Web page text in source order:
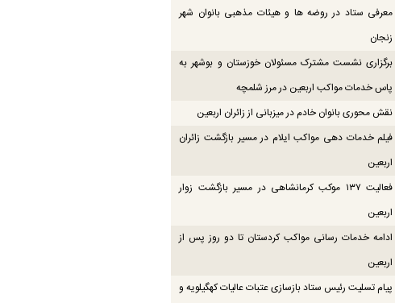
معرفی ستاد در روضه ها و هیئات مذهبی بانوان شهر
زنجان
برگزاری نشست مشترک مسئولان خوزستان و بوشهر به
پاس خدمات مواکب اربعین در مرز شلمچه
نقش محوری بانوان خادم در میزبانی از زائران اربعین
فیلم خدمات دهی مواکب ایلام در مسیر بازگشت زائران
اربعین
فعالیت ۱۳۷ موکب کرمانشاهی در مسیر بازگشت زوار
اربعین
ادامه خدمات رسانی مواکب کردستان تا دو روز پس از
اربعین
پیام تسلیت رئیس ستاد بازسازی عتبات عالیات کهگیلویه و